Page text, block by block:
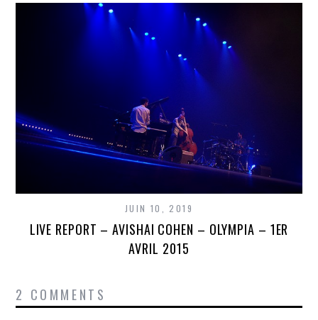
JUIN 10, 2019
LIVE REPORT – AVISHAI COHEN – OLYMPIA – 1ER
AVRIL 2015
2 COMMENTS